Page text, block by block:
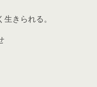
きられる。